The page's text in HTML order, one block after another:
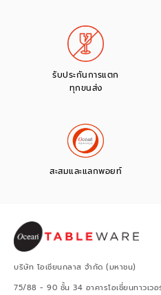
รับประกันการแตก
ทุกขนส่ง
สะสมและแลกพอยท์
บริษัท โอเชียนกลาส จำกัด (มหาชน)
75/88 - 90 ชั้น 34 อาคารโอเชี่ยนทาวเว